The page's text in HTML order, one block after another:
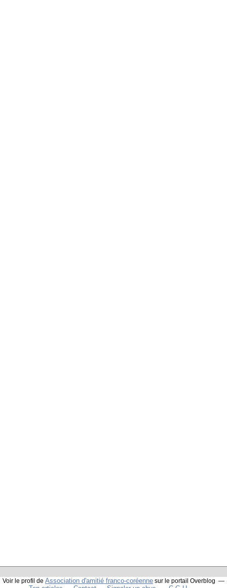
Voir le profil de Association d'amitié franco-coréenne sur le portail Overblog